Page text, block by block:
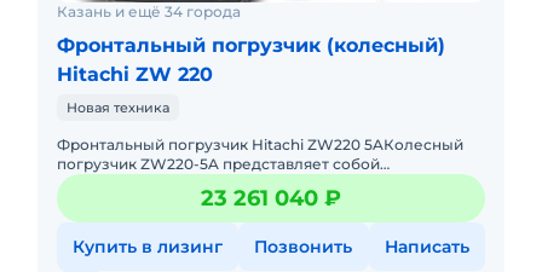
Казань и ещё 34 города
Фронтальный погрузчик (колесный)
Hitachi ZW 220
Новая техника
Фронтальный погрузчик Hitachi ZW220 5AКолесный
погрузчик ZW220-5A представляет собой
обновленную модель известной серии ZW от Hitachi.
Характеристики машины, и23 261 040 ₽
Купить в лизинг Позвонить Написать